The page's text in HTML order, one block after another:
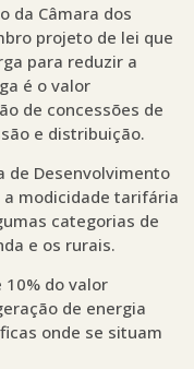
da Câmara dos
projeto de lei que
para reduzir a
é o valor
de concessões de
e distribuição.
de Desenvolvimento
a modicidade tarifária
categorias de
e os rurais.
do valor
de energia
onde se situam